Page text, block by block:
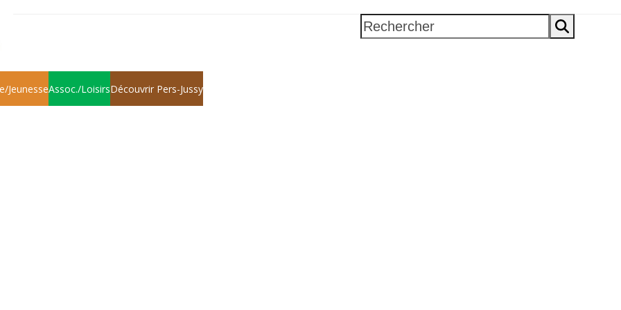
Rechercher
JeunesseAssoc./LoisirsDécouvrir Pers-Jussy